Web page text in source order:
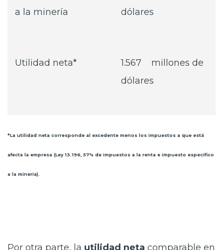
a la minería
dólares
Utilidad neta*
1.567 millones de
dólares
*La utilidad neta corresponde al excedente menos los impuestos a que está
afecta la empresa (Ley 13.196, 57% de impuestos a la renta e impuesto específico
a la minería).
Por otra parte, la utilidad neta comparable en